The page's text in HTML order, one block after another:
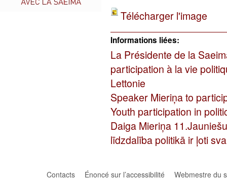
Télécharger l'image
Informations liées:
La Présidente de la
participation à la vie
Lettonie
Speaker Mieriņa to
Youth participation in
Daiga Mieriņa
līdzdalība politikā ir ļoti
Contacts Énoncé sur l’accessibilité
Webmestre du